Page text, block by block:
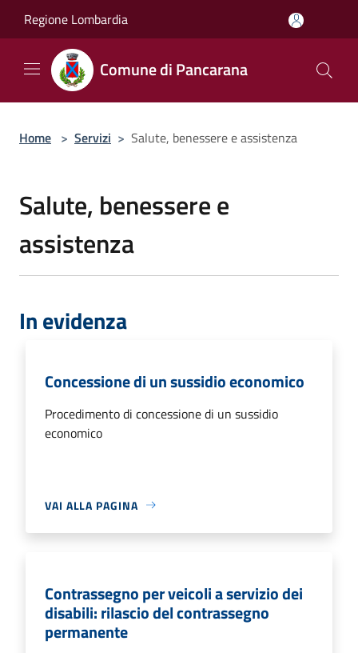
Regione Lombardia
Comune di Pancarana
Home > Servizi > Salute, benessere e assistenza
Salute, benessere e
assistenza
In evidenza
Concessione di un sussidio economico
Procedimento di concessione di un sussidio
economico
VAI ALLA PAGINA
Contrassegno per veicoli a servizio dei
disabili: rilascio del contrassegno
permanente